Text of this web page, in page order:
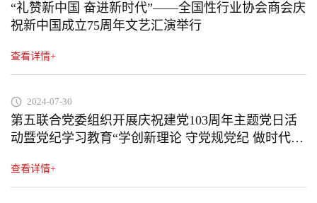
“礼赞新中国 奋进新时代”——全国性行业协会商会庆
祝新中国成立75周年文艺汇演举行
查看详情+
2024-07-30
第五联合党委组织开展庆祝建党103周年主题党日活
动暨党纪学习教育“学创新理论 守党规党纪 做时代先
查看详情+